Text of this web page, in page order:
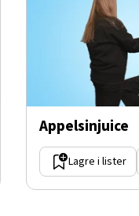
Appelsinjuice
Lagre i lister